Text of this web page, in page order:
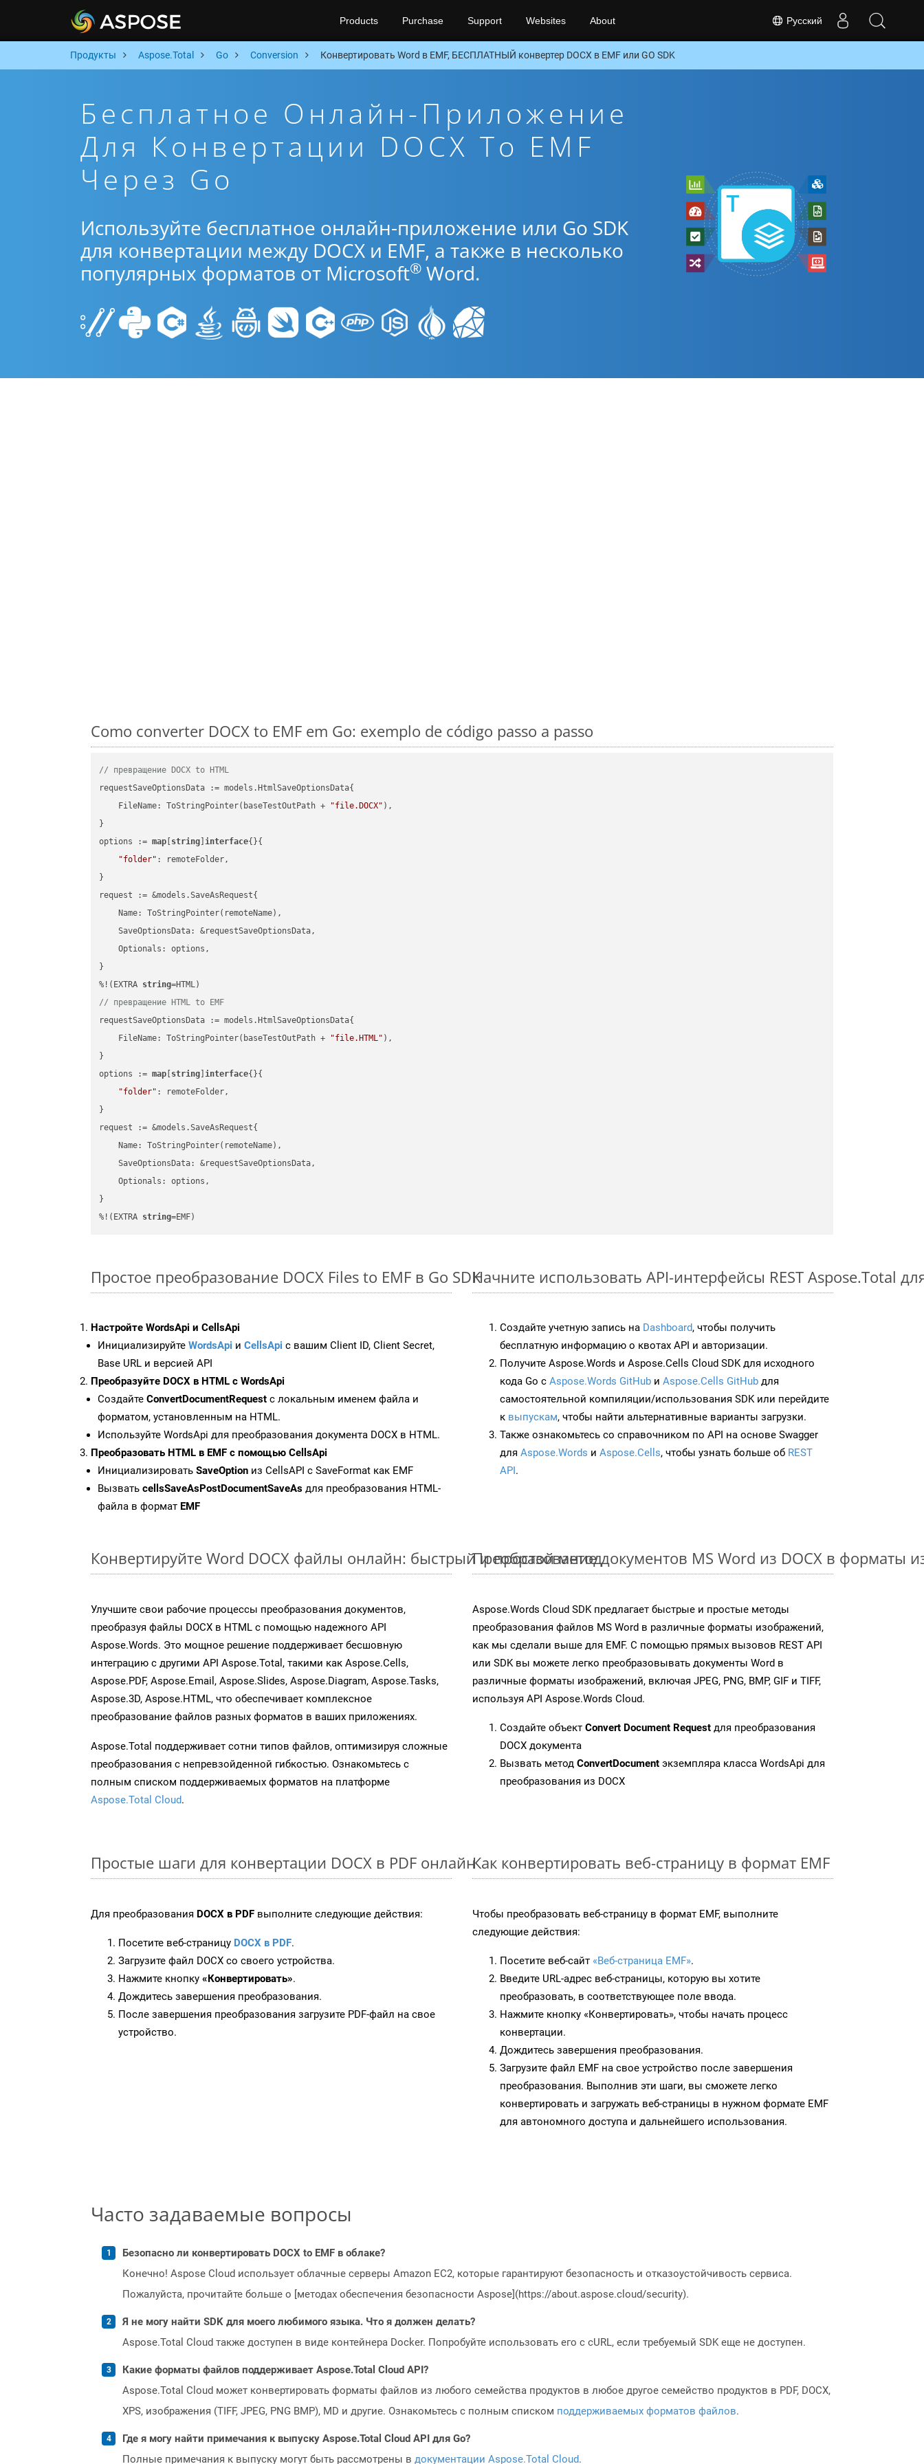
Русский
Products Purchase Support Websites About
Продукты Aspose.Total Go Conversion Конвертировать Word в EMF, БЕСПЛАТНЫЙ конвертер DOCX в EMF или GO SDK
Бесплатное Онлайн-Приложение
Для Конвертации DOCX To EMF
Через Go
Используйте бесплатное онлайн-приложение или Go SDK
для конвертации между DOCX и EMF, а также в несколько
популярных форматов от Microsoft® Word.
Como converter DOCX to EMF em Go: exemplo de código passo a passo
// превращение DOCX to HTML
requestSaveOptionsData := models.HtmlSaveOptionsData{
    FileName: ToStringPointer(baseTestOutPath +
"file.DOCX" ),
}
options := map string ]interface{}{
"folder" : remoteFolder,
}
request := &models.SaveAsRequest{
    Name: ToStringPointer(remoteName),
    SaveOptionsData: &requestSaveOptionsData,
    Optionals: options,
}
%!(EXTRA string
// превращение HTML to EMF
requestSaveOptionsData := models.HtmlSaveOptionsData{
    FileName: ToStringPointer(baseTestOutPath +
"file.HTML" ),
}
options := map string ]interface{}{
"folder" : remoteFolder,
}
request := &models.SaveAsRequest{
    Name: ToStringPointer(remoteName),
    SaveOptionsData: &requestSaveOptionsData,
    Optionals: options,
}
%!(EXTRA string=EMF)
Простое преобразование DOCX Files to EMF в Go SDK
Настройте WordsApi и CellsApi
Инициализируйте WordsApi и CellsApi с вашим Client ID, Client Secret,
Base URL и версией API
Преобразуйте DOCX в HTML с WordsApi
Создайте ConvertDocumentRequest с локальным именем файла и
форматом, установленным на HTML.
Используйте WordsApi для преобразования документа DOCX в HTML.
Преобразовать HTML в EMF с помощью CellsApi
Инициализировать SaveOption из CellsAPI с SaveFormat как EMF
Вызвать cellsSaveAsPostDocumentSaveAs для преобразования HTML-
файла в формат EMF
Начните использовать API-интерфейсы REST Aspose.Total
Создайте учетную запись на Dashboard, чтобы получить
бесплатную информацию о квотах API и авторизации.
Получите Aspose.Words и Aspose.Cells Cloud SDK для исходного
кода Go с Aspose.Words GitHub и Aspose.Cells GitHub для
самостоятельной компиляции/использования SDK или перейдите
к выпускам, чтобы найти альтернативные варианты загрузки.
Также ознакомьтесь со справочником по API на основе Swagger
для Aspose.Words и Aspose.Cells, чтобы узнать больше об REST
API.
Конвертируйте Word DOCX файлы онлайн: быстрый и простой метод
Улучшите свои рабочие процессы преобразования документов,
преобразуя файлы DOCX в HTML с помощью надежного API
Aspose.Words. Это мощное решение поддерживает бесшовную
интеграцию с другими API Aspose.Total, такими как Aspose.Cells,
Aspose.PDF, Aspose.Email, Aspose.Slides, Aspose.Diagram, Aspose.Tasks,
Aspose.3D, Aspose.HTML, что обеспечивает комплексное
преобразование файлов разных форматов в ваших приложениях.
Aspose.Total поддерживает сотни типов файлов, оптимизируя сложные
преобразования с непревзойденной гибкостью. Ознакомьтесь с
полным списком поддерживаемых форматов на платформе
Aspose.Total Cloud.
Преобразование документов MS Word из DOCX в форматы
Aspose.Words Cloud SDK предлагает быстрые и простые методы
преобразования файлов MS Word в различные форматы изображений,
как мы сделали выше для EMF. С помощью прямых вызовов REST API
или SDK вы можете легко преобразовывать документы Word в
различные форматы изображений, включая JPEG, PNG, BMP, GIF и TIFF,
используя API Aspose.Words Cloud.
Создайте объект Convert Document Request для преобразования
DOCX документа
Вызвать метод ConvertDocument экземпляра класса WordsApi для
преобразования из DOCX
Простые шаги для конвертации DOCX в PDF онлайн
Для преобразования DOCX в PDF выполните следующие действия:
Посетите веб-страницу DOCX в PDF.
Загрузите файл DOCX со своего устройства.
Нажмите кнопку «Конвертировать».
Дождитесь завершения преобразования.
После завершения преобразования загрузите PDF-файл на свое
устройство.
Как конвертировать веб-страницу в формат EMF
Чтобы преобразовать веб-страницу в формат EMF, выполните
следующие действия:
Посетите веб-сайт «Веб-страница EMF».
Введите URL-адрес веб-страницы, которую вы хотите
преобразовать, в соответствующее поле ввода.
Нажмите кнопку «Конвертировать», чтобы начать процесс
конвертации.
Дождитесь завершения преобразования.
Загрузите файл EMF на свое устройство после завершения
преобразования. Выполнив эти шаги, вы сможете легко
конвертировать и загружать веб-страницы в нужном формате EMF
для автономного доступа и дальнейшего использования.
Часто задаваемые вопросы
Безопасно ли конвертировать DOCX to EMF в облаке?
Конечно! Aspose Cloud использует облачные серверы Amazon EC2, которые гарантируют безопасность и отказоустойчивость сервиса.
Пожалуйста, прочитайте больше о [методах обеспечения безопасности Aspose](https://about.aspose.cloud/security).
Я не могу найти SDK для моего любимого языка. Что я должен делать?
Aspose.Total Cloud также доступен в виде контейнера Docker. Попробуйте использовать его с cURL, если требуемый SDK еще не доступен.
Какие форматы файлов поддерживает Aspose.Total Cloud API?
Aspose.Total Cloud может конвертировать форматы файлов из любого семейства продуктов в любое другое семейство продуктов в PDF, DOCX,
XPS, изображения (TIFF, JPEG, PNG BMP), MD и другие. Ознакомьтесь с полным списком поддерживаемых форматов файлов.
Где я могу найти примечания к выпуску Aspose.Total Cloud API для Go?
Полные примечания к выпуску могут быть рассмотрены в документации Aspose.Total Cloud.